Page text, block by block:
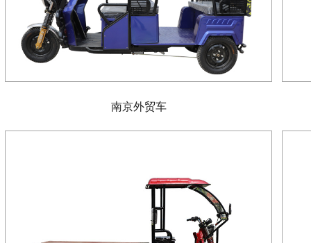
南京外贸车